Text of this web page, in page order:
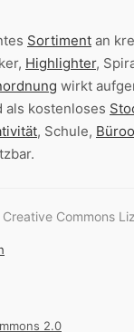
Sortiment an
Highlighter,
wirkt
als kostenloses
, Schule,
Commons
2.0